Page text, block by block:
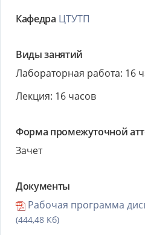
Кафедра ЦТУТП
Виды занятий
Лабораторная работа: 16
Лекция: 16 часов
Форма промежуточной
Зачет
Документы
Рабочая программа
(444,48 Кб)